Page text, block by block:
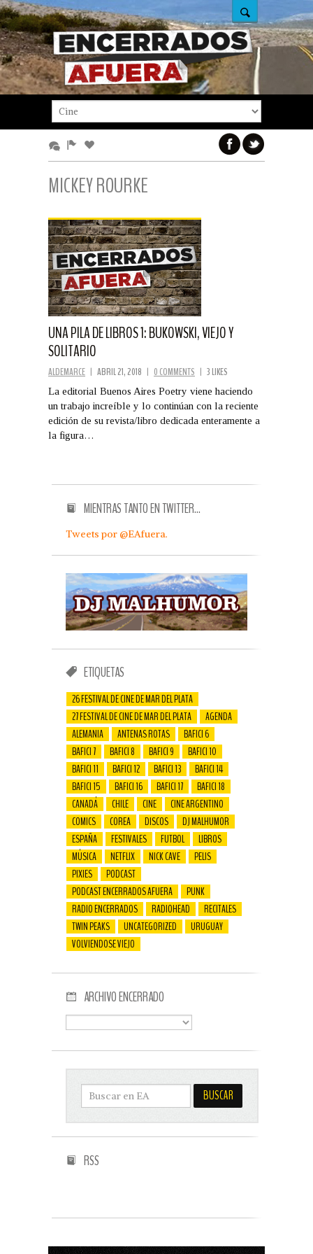
MICKEY ROURKE
UNA PILA DE LIBROS 1: BUKOWSKI, VIEJO Y
SOLITARIO
ALDEMARCE | ABRIL 21, 2018 | 0 COMMENTS | 3 LIKES
La editorial Buenos Aires Poetry viene haciendo
un trabajo increíble y lo continúan con la reciente
edición de su revista/libro dedicada enteramente a
la figura…
MIENTRAS TANTO EN TWITTER…
Tweets por @EAfuera.
ETIQUETAS
26 FESTIVAL DE CINE DE MAR DEL PLATA
27 FESTIVAL DE CINE DE MAR DEL PLATA
AGENDA
ALEMANIA
ANTENAS ROTAS
BAFICI 6
BAFICI 7
BAFICI 8 BAFICI 9
BAFICI 10
BAFICI 11
BAFICI 12 BAFICI 13
BAFICI 14
BAFICI 15
BAFICI 16 BAFICI 17
BAFICI 18
CANADÁ
CHILE CINE
CINE ARGENTINO
COMICS
COREA DISCOS
DJ MALHUMOR
ESPAÑA
FESTIVALES FUTBOL
LIBROS
MÚSICA
NETFLIX NICK CAVE
PELIS
PIXIES
PODCAST
PODCAST ENCERRADOS AFUERA
PUNK
RADIO ENCERRADOS
RADIOHEAD
RECITALES
TWIN PEAKS
UNCATEGORIZED
URUGUAY
VOLVIENDOSE VIEJO
ARCHIVO ENCERRADO
RSS